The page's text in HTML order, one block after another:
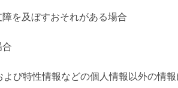
を及ぼすおそれがある場合
合
び特性情報などの個人情報以外の情